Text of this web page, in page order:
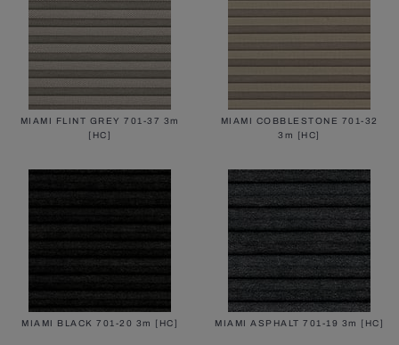
MIAMI FLINT GREY 701-37 3m
[HC]
MIAMI COBBLESTONE 701-32
3m [HC]
MIAMI BLACK 701-20 3m [HC] MIAMI ASPHALT 701-19 3m [HC]